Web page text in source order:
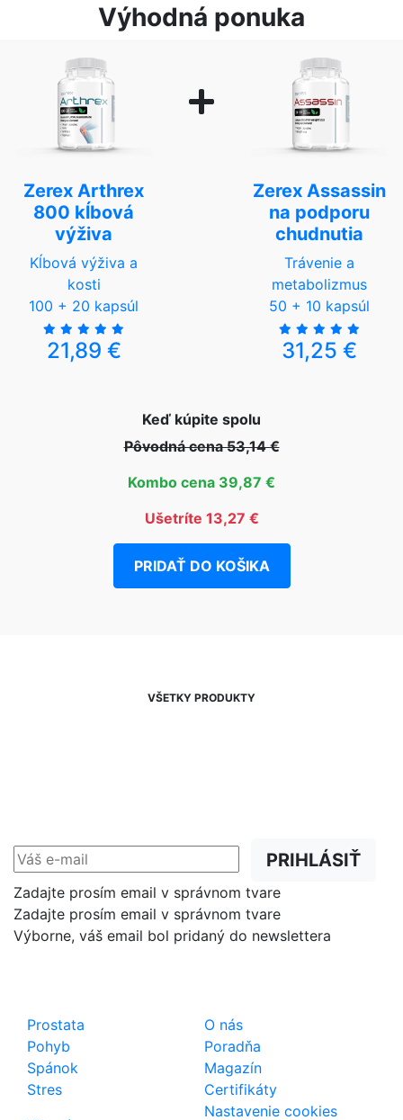
Výhodná ponuka
Zerex Arthrex
800 kĺbová
výživa
Kĺbová výživa a
kosti
100 + 20 kapsúl
21,89 €
Zerex Assassin
na podporu
chudnutia
Trávenie a
metabolizmus
50 + 10 kapsúl
31,25 €
Keď kúpite spolu
Pôvodná cena 53,14 €
Kombo cena 39,87 €
Ušetríte 13,27 €
PRIDAŤ DO KOŠIKA
VŠETKY PRODUKTY
PRIHLÁSIŤ
Zadajte prosím email v správnom tvare
Zadajte prosím email v správnom tvare
Výborne, váš email bol pridaný do newslettera
Prostata
Pohyb
Spánok
Stres
O nás
Poradňa
Magazín
Certifikáty
Nastavenie cookies